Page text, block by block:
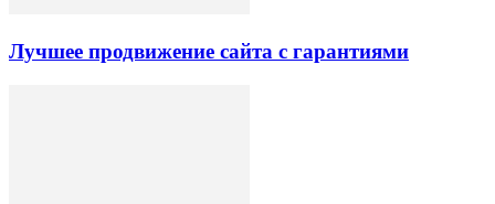
Лучшее продвижение сайта с гарантиями